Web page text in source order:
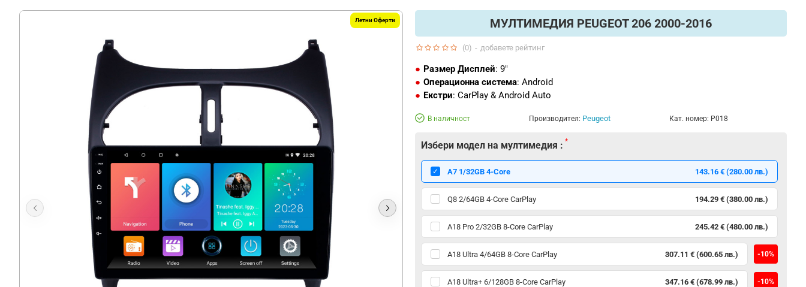
Летни Оферти МУЛТИМЕДИЯ PEUGEOT 206 2000-2016
Размер Дисплей: 9"
Операционна система: Android
Екстри: CarPlay & Android Auto
В наличност Производител: Peugeot Кат. номер: P018
(0) - добавете рейтинг
Избери модел на мултимедия :
А7 1/32GB 4-Core 143.16 € (280.00 лв.)
Q8 2/64GB 4-Core CarPlay 194.29 € (380.00 лв.)
A18 Pro 2/32GB 8-Core CarPlay 245.42 € (480.00 лв.)
A18 Ultra 4/64GB 8-Core CarPlay 307.11 € (600.65 лв.) -10%
A18 Ultra+ 6/128GB 8-Core CarPlay 347.16 € (678.99 лв.) -10%